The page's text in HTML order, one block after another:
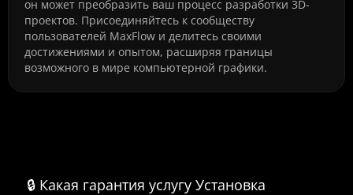
он может преобразить ваш процесс разработки 3D-
проектов. Присоединяйтесь к сообществу
пользователей MaxFlow и делитесь своими
достижениями и опытом, расширяя границы
возможного в мире компьютерной графики.
🔒 Какая гарантия услугу Установка